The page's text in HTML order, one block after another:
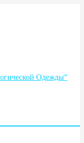
Одежды”